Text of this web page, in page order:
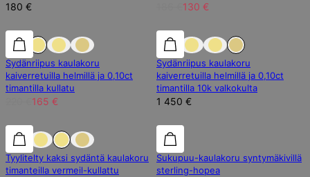
180 € 130 €
25% alennus 25% alennus
Sydänriipus kaulakoru
kaiverretuilla helmillä ja 0,10ct
timantilla kullatu
165 €
Lab Timantti
Sydänriipus kaulakoru
kaiverretuilla helmillä ja 0,10ct
timantilla 10k valkokulta
1 450 €
25% alennus 25% alennus
Tyylitelty kaksi sydäntä kaulakoru
timanteilla vermeil-kullattu
30% alennus
Sukupuu-kaulakoru syntymäkivillä
sterling-hopea